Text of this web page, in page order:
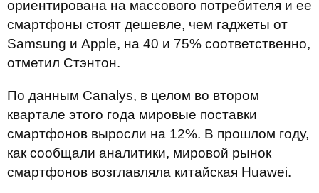
ориентирована на массового потребителя и ее
смартфоны стоят дешевле, чем гаджеты от
Samsung и Apple, на 40 и 75% соответственно,
отметил Стэнтон.
По данным Canalys, в целом во втором
квартале этого года мировые поставки
смартфонов выросли на 12%. В прошлом году,
как сообщали аналитики, мировой рынок
смартфонов возглавляла китайская Huawei.